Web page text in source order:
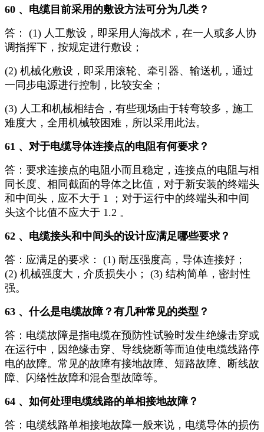
60 、电缆目前采用的敷设方法可分为几类？
答： (1) 人工敷设，即采用人海战术，在一人或多人协
调指挥下，按规定进行敷设；
(2) 机械化敷设，即采用滚轮、牵引器、输送机，通过
一同步电源进行控制，比较安全；
(3) 人工和机械相结合，有些现场由于转弯较多，施工
难度大，全用机械较困难，所以采用此法。
61 、对于电缆导体连接点的电阻有何要求？
答：要求连接点的电阻小而且稳定，连接点的电阻与相
同长度、相同截面的导体之比值，对于新安装的终端头
和中间头，应不大于 1 ；对于运行中的终端头和中间
头这个比值不应大于 1.2 。
62 、电缆接头和中间头的设计应满足哪些要求？
答：应满足的要求： (1) 耐压强度高，导体连接好；
(2) 机械强度大，介质损失小； (3) 结构简单，密封性
强。
63 、什么是电缆故障？有几种常见的类型？
答：电缆故障是指电缆在预防性试验时发生绝缘击穿或
在运行中，因绝缘击穿、导线烧断等而迫使电缆线路停
电的故障。常见的故障有接地故障、短路故障、断线故
障、闪络性故障和混合型故障等。
64 、如何处理电缆线路的单相接地故障？
答：电缆线路单相接地故障一般来说，电缆导体的损伤